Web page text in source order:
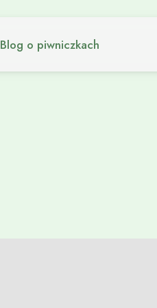
Blog o piwniczkach